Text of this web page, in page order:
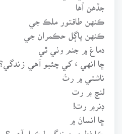
جڏهن اُها
ڪنهن طاقتور ملڪ جي
ڪنهن پاڳل حڪمران جي
دماغ ۾ جنم وٺي ٿي
ڇا انهي ءَ کي چئبو آهي زندگي؟
ناشتي ۾ رتُ
لنچ ۾ رت
ڊنر۾ رت!
ڇا انسانَ ۾
ڪا فطري درندگي لڪيل آهي؟